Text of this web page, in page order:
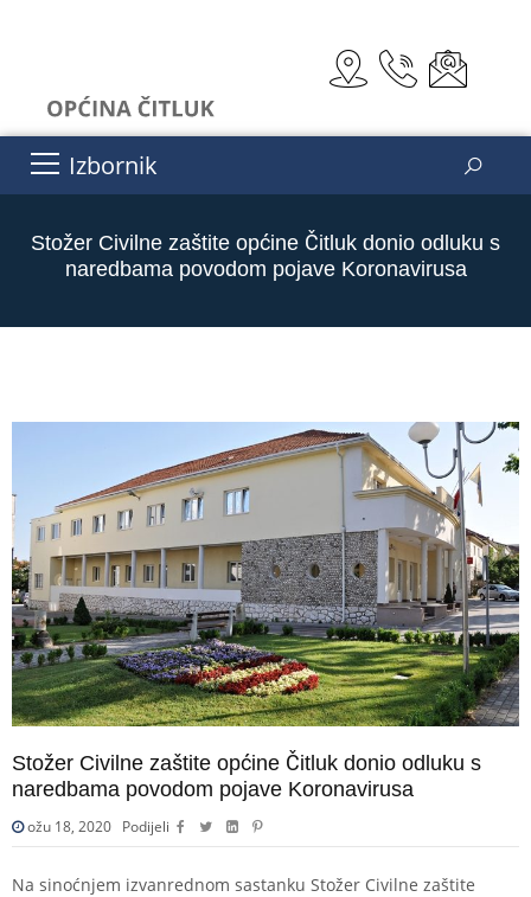
Izbornik
Stožer Civilne zaštite općine Čitluk donio odluku s
naredbama povodom pojave Koronavirusa
Stožer Civilne zaštite općine Čitluk donio odluku s
naredbama povodom pojave Koronavirusa
ožu 18, 2020 Podijeli
Na sinoćnjem izvanrednom sastanku Stožer Civilne zaštite